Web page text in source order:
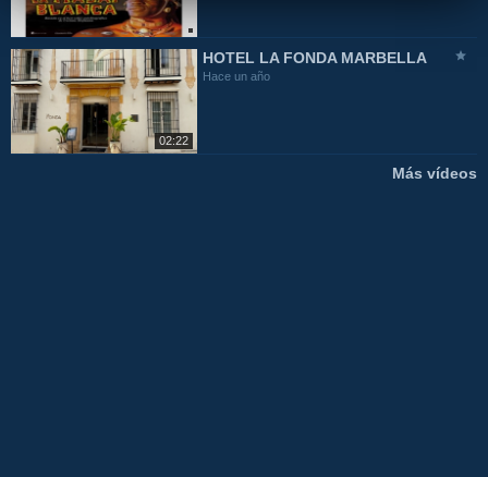
02:22
HOTEL LA FONDA MARBELLA
Hace un año
Más vídeos